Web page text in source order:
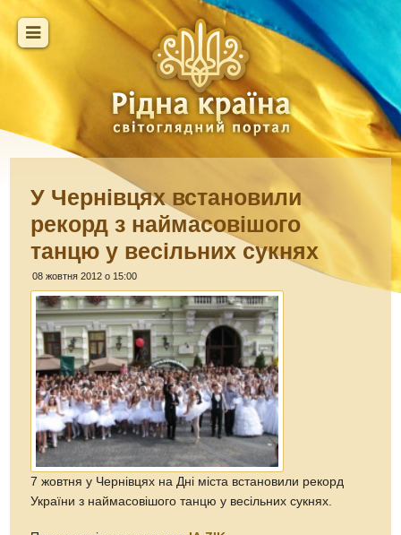
У Чернівцях встановили
рекорд з наймасовішого
танцю у весільних сукнях
08 жовтня 2012 о 15:00
7 жовтня у Чернівцях на Дні міста встановили рекорд
України з наймасовішого танцю у весільних сукнях.